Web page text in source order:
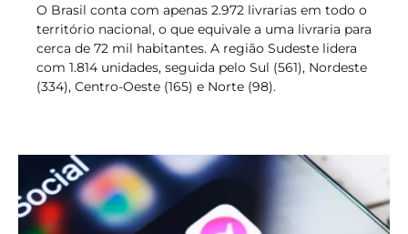
O Brasil conta com apenas 2.972 livrarias em todo o
território nacional, o que equivale a uma livraria para
cerca de 72 mil habitantes. A região Sudeste lidera
com 1.814 unidades, seguida pelo Sul (561), Nordeste
(334), Centro-Oeste (165) e Norte (98).